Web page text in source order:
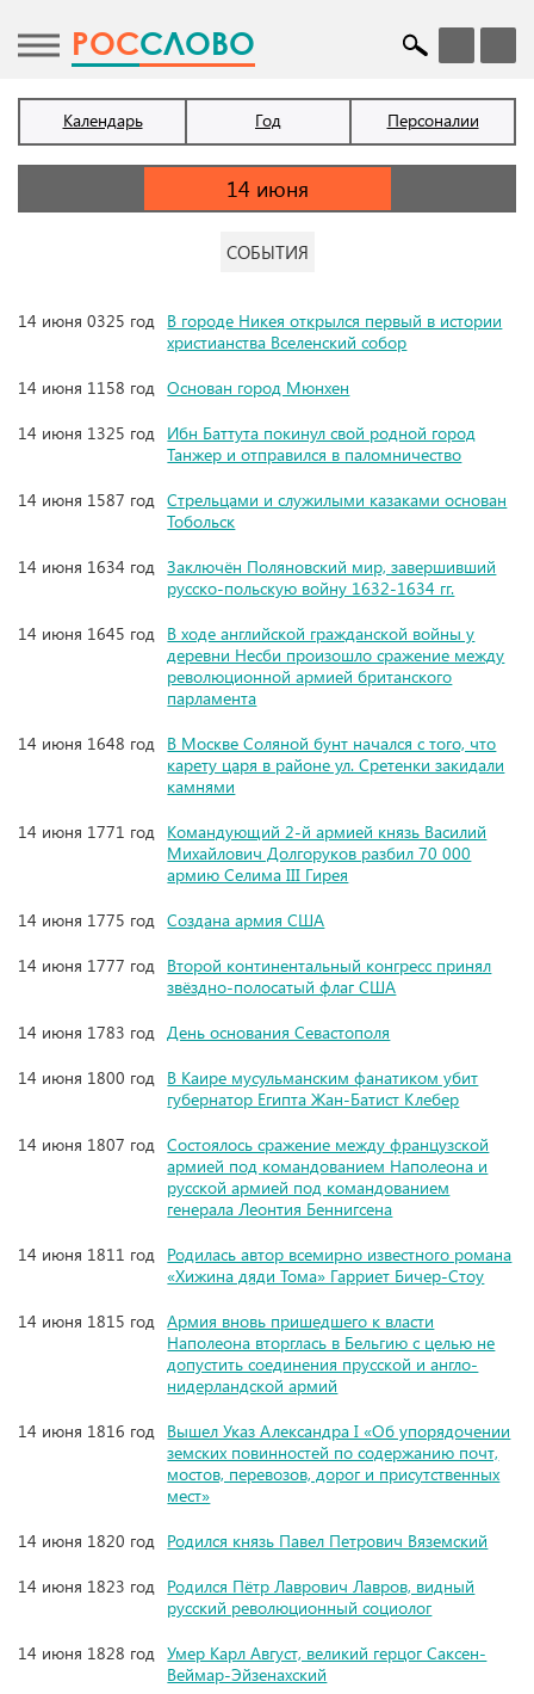
POCСЛОВО
Календарь Год Персоналии
СОБЫТИЯ
14 июня 0325 год В городе Никея открылся первый в истории
христианства Вселенский собор
14 июня 1158 год Основан город Мюнхен
14 июня 1325 год Ибн Баттута покинул свой родной город
Танжер и отправился в паломничество
14 июня 1587 год Стрельцами и служилыми казаками основан
Тобольск
14 июня 1634 год Заключён Поляновский мир, завершивший
русско-польскую войну 1632-1634 гг.
14 июня 1645 год В ходе английской гражданской войны у
деревни Несби произошло сражение между
революционной армией британского
парламента
14 июня 1648 год В Москве Соляной бунт начался с того, что
карету царя в районе ул. Сретенки закидали
камнями
14 июня 1771 год Командующий 2-й армией князь Василий
Михайлович Долгоруков разбил 70 000
армию Селима III Гирея
14 июня 1775 год Создана армия США
14 июня 1777 год Второй континентальный конгресс принял
звёздно-полосатый флаг США
14 июня 1783 год День основания Севастополя
14 июня 1800 год В Каире мусульманским фанатиком убит
губернатор Египта Жан-Батист Клебер
14 июня 1807 год Состоялось сражение между французской
армией под командованием Наполеона и
русской армией под командованием
генерала Леонтия Беннигсена
14 июня 1811 год Родилась автор всемирно известного романа
«Хижина дяди Тома» Гарриет Бичер-Стоу
14 июня 1815 год Армия вновь пришедшего к власти
Наполеона вторглась в Бельгию с целью не
допустить соединения прусской и англо-
нидерландской армий
14 июня 1816 год Вышел Указ Александра I «Об упорядочении
земских повинностей по содержанию почт,
мостов, перевозов, дорог и присутственных
мест»
14 июня 1820 год Родился князь Павел Петрович Вяземский
14 июня 1823 год Родился Пётр Лаврович Лавров, видный
русский революционный социолог
14 июня 1828 год Умер Карл Август, великий герцог Саксен-
Веймар-Эйзенахский